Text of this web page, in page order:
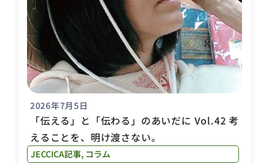
2026年7月5日
「伝える」と「伝わる」のあいだに Vol.42 考
えることを、明け渡さない。
JECCICA記事, コラム